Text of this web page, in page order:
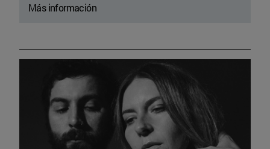
Más información